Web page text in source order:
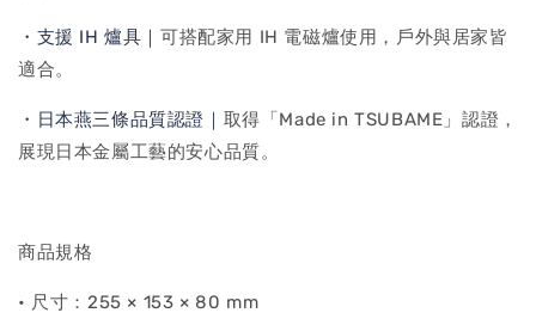
・支援 IH 爐具｜可搭配家用 IH 電磁爐使用，戶外與居家皆
適合。
・日本燕三條品質認證｜ 取得「Made in TSUBAME」認證，
展現日本金屬工藝的安心品質。
商品規格
• 尺寸：255 × 153 × 80 mm